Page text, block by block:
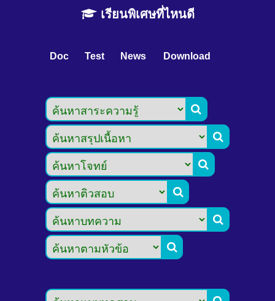
เรียนพิเศษที่ไหนดี
Doc Test News Download





